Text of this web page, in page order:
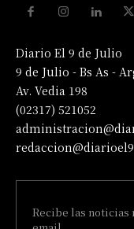
Diario El 9 de Julio
9 de Julio - Bs As -
Av. Vedia 198
(02317) 521052
Recibe las noticias